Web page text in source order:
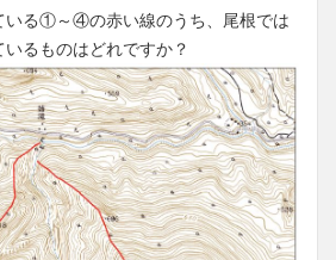
いる①～④の赤い線のうち、尾根では
るものはどれですか？